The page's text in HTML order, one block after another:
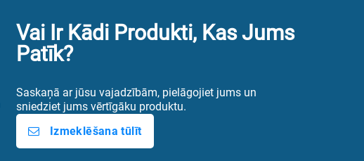
Vai Ir Kādi Produkti, Kas Jums
Patīk?
Saskaņā ar jūsu vajadzībām, pielāgojiet jums un
sniedziet jums vērtīgāku produktu.
Izmeklēšana tūlīt